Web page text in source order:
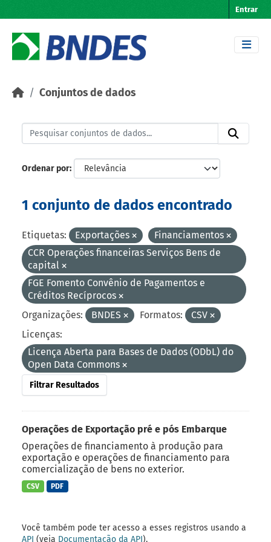
Entrar
Conjuntos de dados
Ordenar por
1 conjunto de dados encontrado
Etiquetas: Exportações
Financiamentos
CCR Operações financeiras Serviços Bens de
capital
FGE Fomento Convênio de Pagamentos e
Créditos Recíprocos
Organizações:
BNDES Formatos:
CSV
Licenças:
Licença Aberta para Bases de Dados (ODbL) do
Open Data Commons
Filtrar Resultados
Operações de Exportação pré e pós Embarque
Operações de financiamento à produção para
exportação e operações de financiamento para
comercialização de bens no exterior.
CSV PDF
Você também pode ter acesso a esses registros usando a
API (veja Documentação da API).